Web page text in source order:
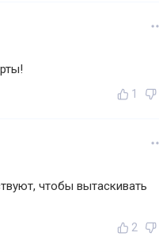
1
чтобы вытаскивать
2